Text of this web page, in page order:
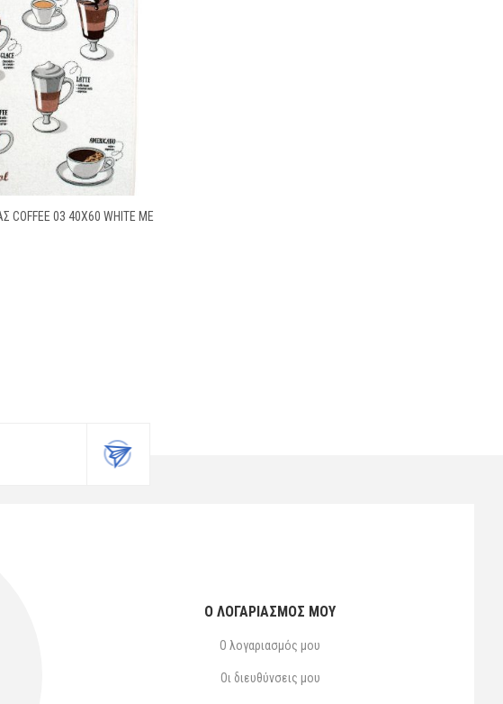
COFFEE 03 40X60 WHITE ΜΕ
Ο ΛΟΓΑΡΙΑΣΜΌΣ ΜΟΥ
Ο λογαριασμός μου
Οι διευθύνσεις μου